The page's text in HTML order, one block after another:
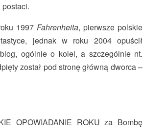
1997Fahrenheita, pierwsze polskie
jednak w roku 2004 opuścił
ogólnie o kolei, a szczególnie nt.
został pod stronę główną dworca –
OPOWIADANIE ROKU za Bombę